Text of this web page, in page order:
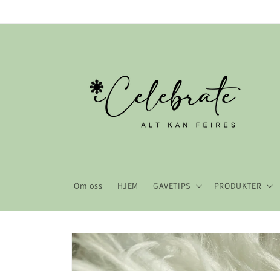
innholdet
Om oss HJEM GAVETIPS PRODUKTER
Hopp til
produktinformasjon